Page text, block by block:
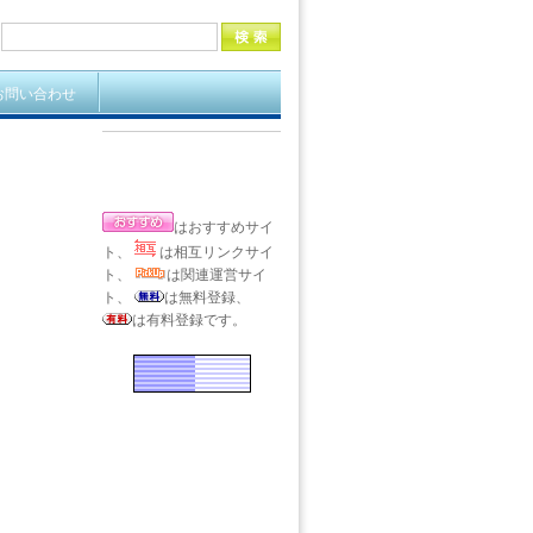
問い合わせ
はおすすめサイ
ト、
は相互リンクサイ
ト、
は関連運営サイ
ト、
は無料登録、
は有料登録です。